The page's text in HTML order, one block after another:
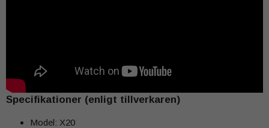
Specifikationer (enligt tillverkaren)
Model: X20